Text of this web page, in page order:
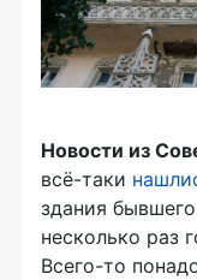
Новости из
всё-таки
здания
несколько раз
Всего-то